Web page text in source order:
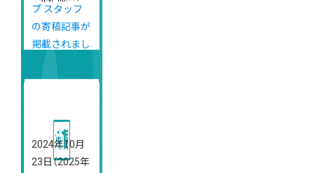
プ スタッフ
の寄稿記事が
掲載されまし
2024年10月
23日 （2025年